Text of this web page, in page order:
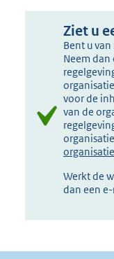
Ziet u
Bent u
Neem
voor de
van de
Werkt de
dan een